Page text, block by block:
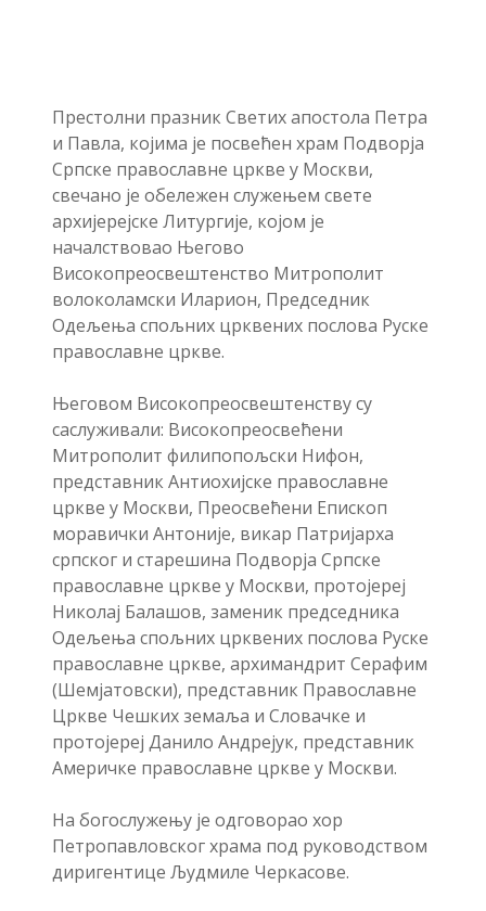
Престолни празник Светих апостола Петра
и Павла, којима је посвећен храм Подворја
Српске православне цркве у Москви,
свечано је обележен служењем свете
архијерејске Литургије, којом је
началствовао Његово
Високопреосвештенство Митрополит
волоколамски Иларион, Председник
Одељења спољних црквених послова Руске
православне цркве.
Његовом Високопреосвештенству су
саслуживали: Високопреосвећени
Митрополит филипопољски Нифон,
представник Антиохијске православне
цркве у Москви, Преосвећени Епископ
моравички Антоније, викар Патријарха
српског и старешина Подворја Српске
православне цркве у Москви, протојереј
Николај Балашов, заменик председника
Одељења спољних црквених послова Руске
православне цркве, архимандрит Серафим
(Шемјатовски), представник Православне
Цркве Чешких земаља и Словачке и
протојереј Данило Андрејук, представник
Америчке православне цркве у Москви.
На богослужењу је одговорао хор
Петропавловског храма под руководством
диригентице Људмиле Черкасове.